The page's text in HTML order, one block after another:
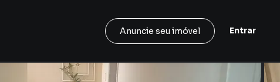
Anuncie seu imóvel Entrar